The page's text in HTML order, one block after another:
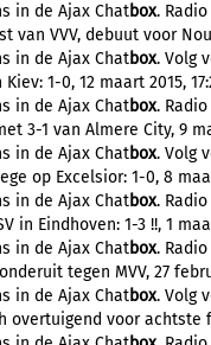
in de Ajax Chatbox.
van VVV, debuut voor
in de Ajax Chatbox. Volg
1-0, 12 maart 2015,
in de Ajax Chatbox.
3-1 van Almere City, 9
in de Ajax Chatbox. Volg
op Excelsior: 1-0, 8
in de Ajax Chatbox.
in Eindhoven: 1-3 !!, 1
in de Ajax Chatbox.
tegen MVV, 27
in de Ajax Chatbox. Volg
overtuigend voor achtste